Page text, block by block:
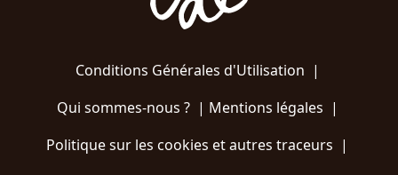
Conditions Générales d'Utilisation |
Qui sommes-nous ?| Mentions légales |
Politique sur les cookies et autres traceurs |